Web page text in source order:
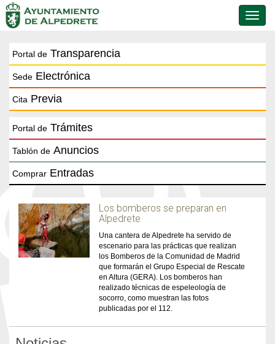
de
Portal de Transparencia
Sede Electrónica
Cita Previa
Portal de Trámites
Tablón de Anuncios
Comprar Entradas
Los bomberos se preparan en
Alpedrete
Una cantera de Alpedrete ha servido de
escenario para las prácticas que realizan
los Bomberos de la Comunidad de Madrid
que formarán el Grupo Especial de Rescate
en Altura (GERA). Los bomberos han
realizado técnicas de espeleología de
socorro, como muestran las fotos
publicadas por el 112.